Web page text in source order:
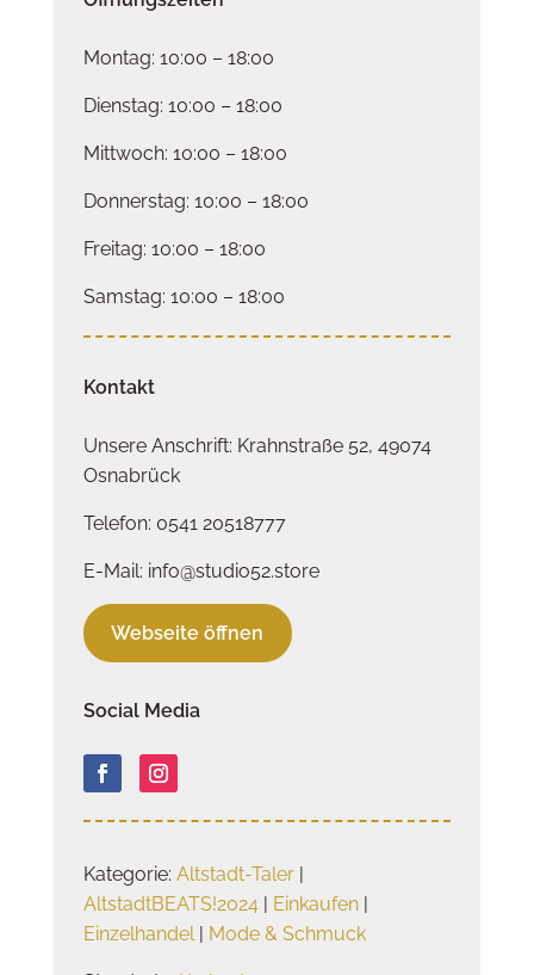
Montag: 10:00 – 18:00
Dienstag: 10:00 – 18:00
Mittwoch: 10:00 – 18:00
Donnerstag: 10:00 – 18:00
Freitag: 10:00 – 18:00
Samstag: 10:00 – 18:00
Kontakt
Unsere Anschrift: Krahnstraße 52, 49074
Osnabrück
Telefon: 0541 20518777
E-Mail: info@studio52.store
Webseite öffnen
Social Media
Kategorie: Altstadt-Taler|
AltstadtBEATS!2024| Einkaufen|
Einzelhandel| Mode & Schmuck